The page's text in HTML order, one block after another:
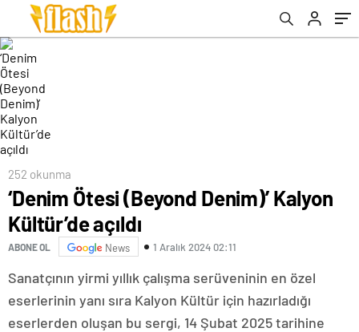
252 okunma
‘Denim Ötesi (Beyond Denim)’ Kalyon
Kültür’de açıldı
ABONE OL News 1 Aralık 2024 02:11
Sanatçının yirmi yıllık çalışma serüveninin en özel
eserlerinin yanı sıra Kalyon Kültür için hazırladığı
eserlerden oluşan bu sergi, 14 Şubat 2025 tarihine